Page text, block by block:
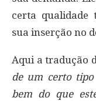
certa qualidade
sua inserção no
Aqui a tradução
de um certo
bem do que